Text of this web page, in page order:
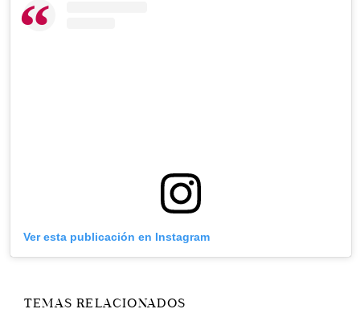
Ver esta publicación en Instagram
TEMAS RELACIONADOS